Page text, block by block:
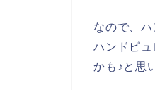
なので、
ハンドピ
かも♪と思